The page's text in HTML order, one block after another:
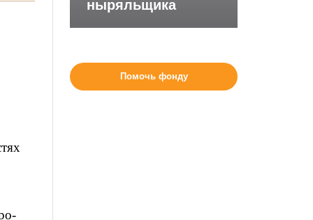
ныряльщика
Помочь фонду